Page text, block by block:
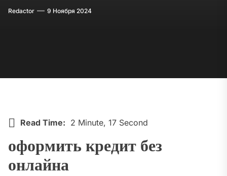
Redactor 9 Ноября 2024
Read Time: 2 Minute, 17 Second
оформить кредит без
онлайна